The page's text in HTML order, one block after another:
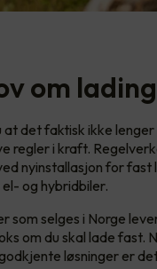
om
at det faktisk ikke
regler i kraft.
nyinstallasjon for fast
og hybridbiler.
som selges i Norge
om du skal lade fast.
løsninger er